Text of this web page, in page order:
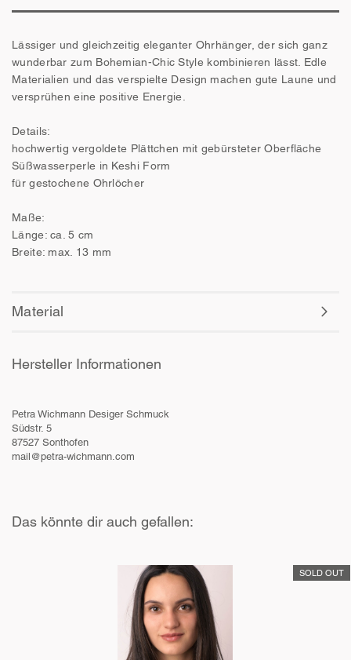
Lässiger und gleichzeitig eleganter Ohrhänger, der sich ganz
wunderbar zum Bohemian-Chic Style kombinieren lässt. Edle
Materialien und das verspielte Design machen gute Laune und
versprühen eine positive Energie.
Details:
hochwertig vergoldete Plättchen mit gebürsteter Oberfläche
Süßwasserperle in Keshi Form
für gestochene Ohrlöcher
Maße:
Länge: ca. 5 cm
Breite: max. 13 mm
Material
Hersteller Informationen
Petra Wichmann Desiger Schmuck
Südstr. 5
87527 Sonthofen
mail@petra-wichmann.com
Das könnte dir auch gefallen:
SOLD OUT